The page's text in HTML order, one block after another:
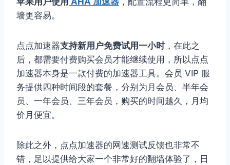
墙更容易。
点点加速器支持新用户免费试用一小时，在此之
后，都需要付费购买会员才能继续使用，所以点点
加速器本身是一款付费的加速器工具。会员 VIP 服
务提供四种时间段的套餐，分别为月会员、半年会
员、一年会员、三年会员，购买的时间越久，月均
价月便宜。
除此之外，点点加速器的网速测试反馈也非常不
错，足以提供给大家一个非常好的翻墙体验了，日